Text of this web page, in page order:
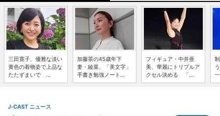
三田寛子、優雅な淡い
黄色の着物姿で上品な
たたずまいで ...
加藤茶の45歳年下
妻・綾菜、「美文字」
手書き勉強ノート...
フィギュア・中井亜
美、華麗にトリプルア
クセル決める 「...
J-CAST ニュース